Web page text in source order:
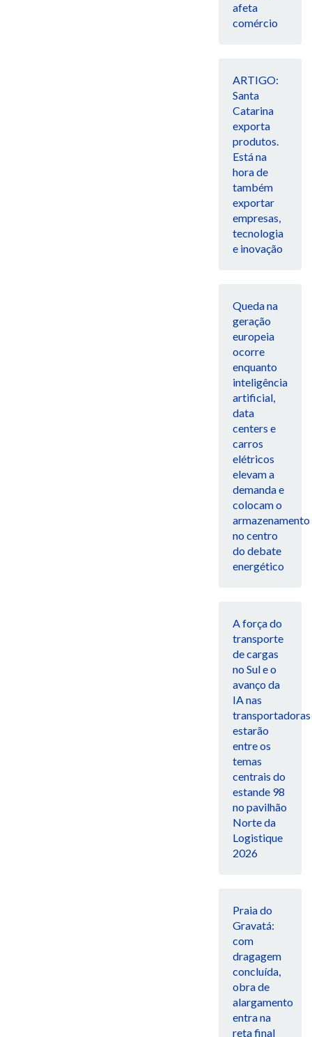
afeta
comércio
ARTIGO:
Santa
Catarina
exporta
produtos.
Está na
hora de
também
exportar
empresas,
tecnologia
e inovação
Queda na
geração
europeia
ocorre
enquanto
inteligência
artificial,
data
centers e
carros
elétricos
elevam a
demanda e
colocam o
armazenamento
no centro
do debate
energético
A força do
transporte
de cargas
no Sul e o
avanço da
IA nas
transportadoras
estarão
entre os
temas
centrais do
estande 98
no pavilhão
Norte da
Logistique
2026
Praia do
Gravatá:
com
dragagem
concluída,
obra de
alargamento
entra na
reta final